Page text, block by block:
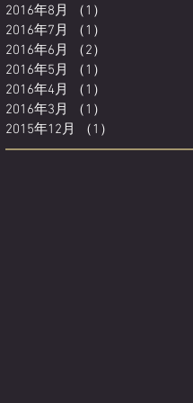
2016年8月
（1）
2016年7月
（1）
2016年6月
（2）
2016年5月
（1）
2016年4月
（1）
2016年3月
（1）
2015年12月
（1）